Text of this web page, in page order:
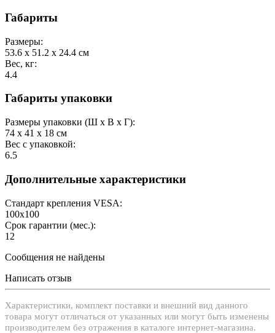
Габариты
Размеры:
53.6 х 51.2 х 24.4 см
Вес, кг:
4.4
Габариты упаковки
Размеры упаковки (Ш х В х Г):
74 х 41 х 18 см
Вес с упаковкой:
6.5
Дополнительные характеристики
Стандарт крепления VESA:
100x100
Срок гарантии (мес.):
12
Сообщения не найдены
Написать отзыв
Xарактеристики, комплект поставки и внешний вид данного
товара могут отличаться от указанных или могут быть изменены
производителем без отражения в каталоге интернет-магазина.